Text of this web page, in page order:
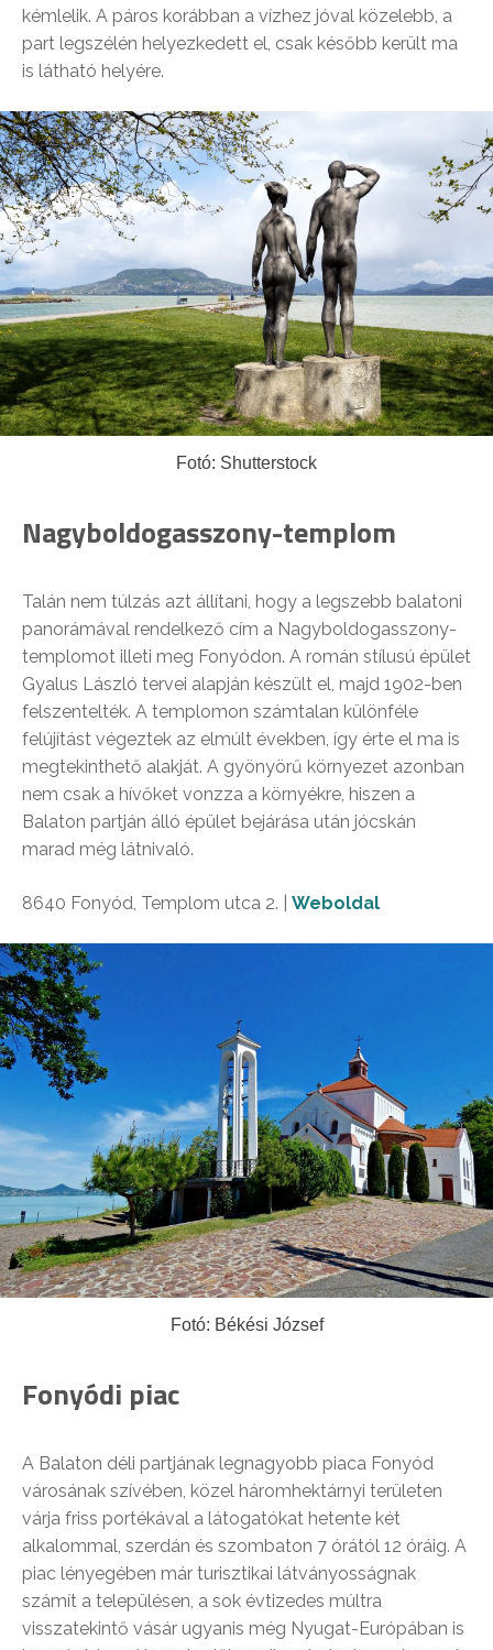
kémlelik. A páros korábban a vízhez jóval közelebb, a
part legszélén helyezkedett el, csak később került ma
is látható helyére.
Fotó: Shutterstock
Nagyboldogasszony-templom
Talán nem túlzás azt állítani, hogy a legszebb balatoni
panorámával rendelkező cím a Nagyboldogasszony-
templomot illeti meg Fonyódon. A román stílusú épület
Gyalus László tervei alapján készült el, majd 1902-ben
felszentelték. A templomon számtalan különféle
felújítást végeztek az elmúlt években, így érte el ma is
megtekinthető alakját. A gyönyörű környezet azonban
nem csak a hívőket vonzza a környékre, hiszen a
Balaton partján álló épület bejárása után jócskán
marad még látnivaló.
8640 Fonyód, Templom utca 2. | Weboldal
Fotó: Békési József
Fonyódi piac
A Balaton déli partjának legnagyobb piaca Fonyód
városának szívében, közel háromhektárnyi területen
várja friss portékával a látogatókat hetente két
alkalommal, szerdán és szombaton 7 órától 12 óráig. A
piac lényegében már turisztikai látványosságnak
számít a településen, a sok évtizedes múltra
visszatekintő vásár ugyanis még Nyugat-Európában is